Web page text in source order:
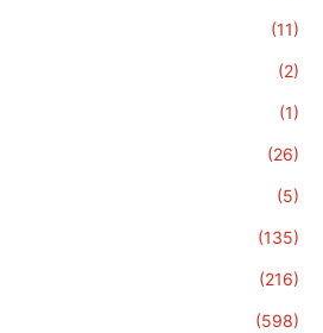
(11)
(2)
(1)
(26)
(5)
(135)
(216)
(598)